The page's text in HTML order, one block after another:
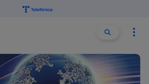
Buscar